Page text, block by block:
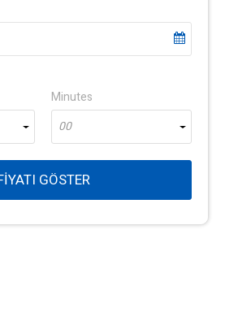
Minutes
00
GÖSTER